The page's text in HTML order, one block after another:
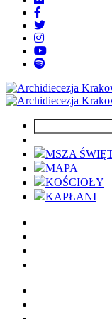
MSZA
MAPA
KOŚCIOŁY
KAPŁANI